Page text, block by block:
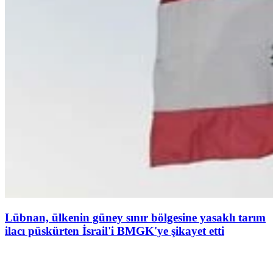
Lübnan, ülkenin güney sınır bölgesine yasaklı tarım
ilacı püskürten İsrail'i BMGK'ye şikayet etti